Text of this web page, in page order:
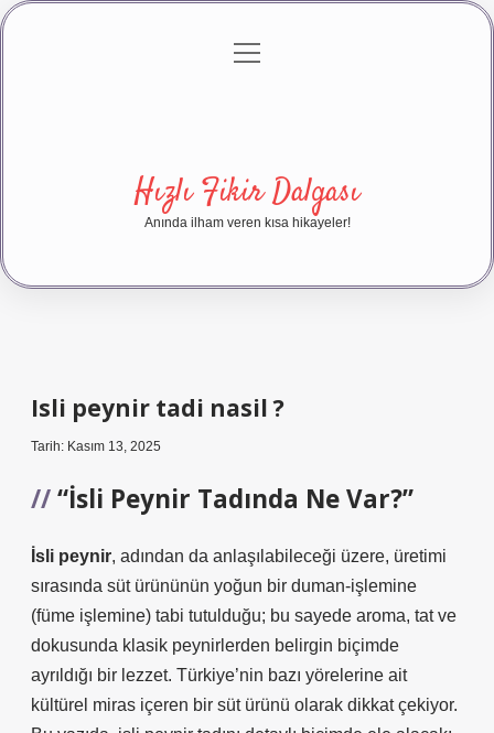
Gizlilik Politikası
menüyü
Hızlı Fikir Dalgası
Anında ilham veren kısa hikayeler!
Isli peynir tadi nasil ?
Tarih: Kasım 13, 2025
“İsli Peynir Tadında Ne Var?”
İsli peynir, adından da anlaşılabileceği üzere, üretimi
sırasında süt ürününün yoğun bir duman‑işlemine
(füme işlemine) tabi tutulduğu; bu sayede aroma, tat ve
dokusunda klasik peynirlerden belirgin biçimde
ayrıldığı bir lezzet. Türkiye’nin bazı yörelerine ait
kültürel miras içeren bir süt ürünü olarak dikkat çekiyor.